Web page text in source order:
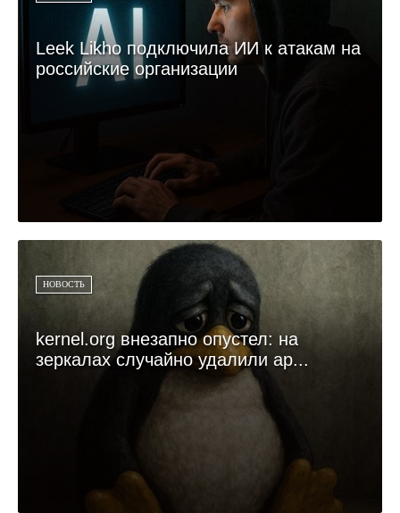
Leek Likho подключила ИИ к атакам на
российские организации
НОВОСТЬ
kernel.org внезапно опустел: на
зеркалах случайно удалили ар...